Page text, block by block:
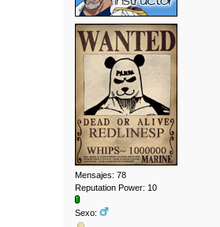
Mensajes: 78
Reputation Power: 10
Sexo: